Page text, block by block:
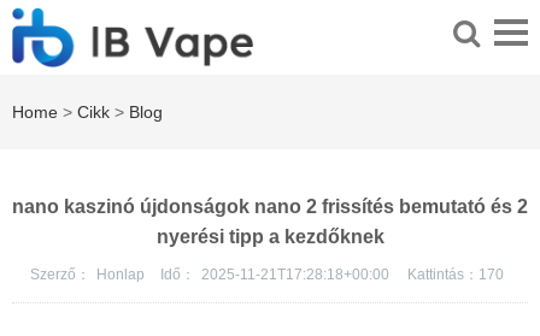
Home > Cikk > Blog
nano kaszinó újdonságok nano 2 frissítés bemutató és 2
nyerési tipp a kezdőknek
Szerző： Honlap Idő： 2025-11-21T17:28:18+00:00 Kattintás： 170